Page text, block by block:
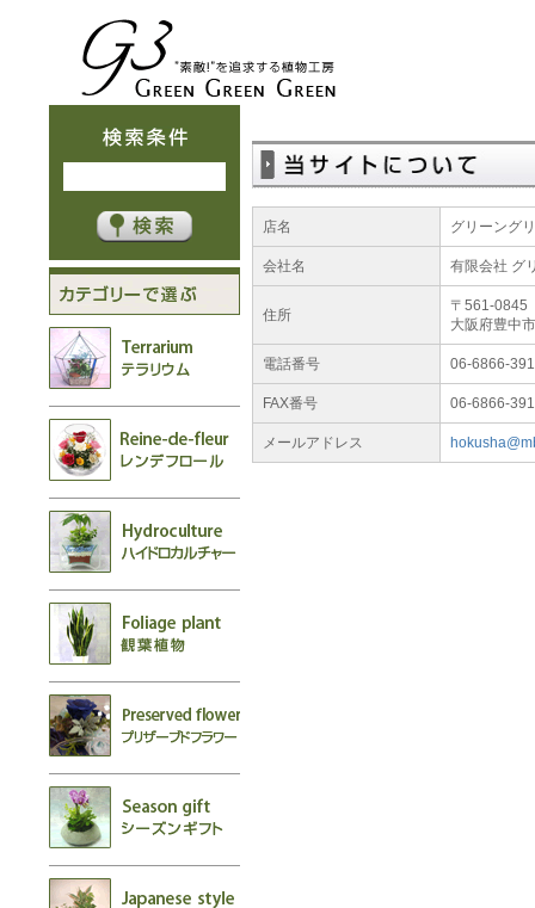
店名 グリーング
会社名 有限会社 グ
住所
〒561-0845
大阪府豊中
電話番号 06-6866-
FAX番号 06-6866-
メールアドレス